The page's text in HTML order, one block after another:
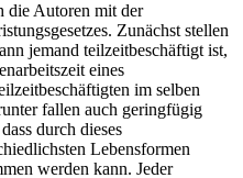
die Autoren mit der
Zunächst stellen
jemand teilzeitbeschäftigt ist,
eines
im selben
fallen auch geringfügig
durch dieses
Lebensformen
werden kann. Jeder